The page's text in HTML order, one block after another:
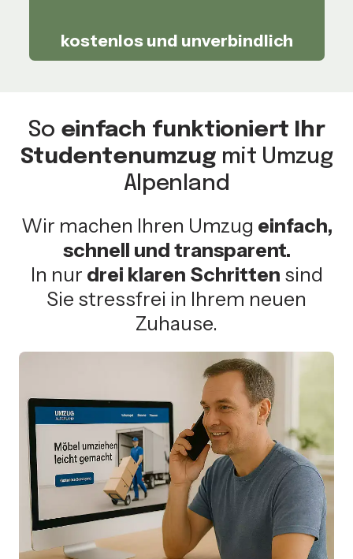
kostenlos und unverbindlich
So einfach funktioniert Ihr
Studentenumzug mit Umzug
Alpenland
Wir machen Ihren Umzug einfach,
schnell und transparent.
In nur drei klaren Schritten sind
Sie stressfrei in Ihrem neuen
Zuhause.